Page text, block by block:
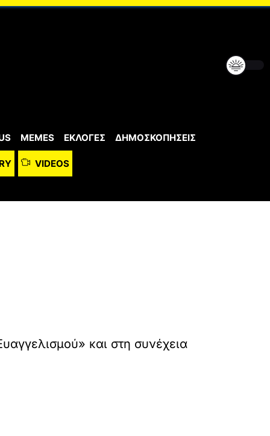
MEMES ΕΚΛΟΓΕΣ ΔΗΜΟΣΚΟΠΗΣΕΙΣ
VIDEOS
και στη συνέχεια